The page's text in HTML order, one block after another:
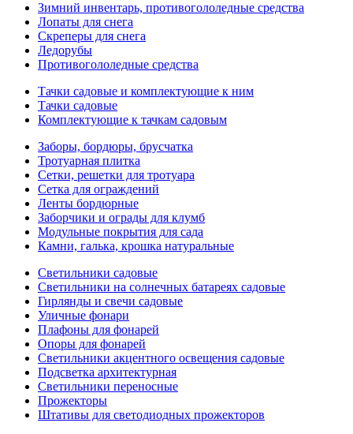
Зимний инвентарь, противогололедные средства
Лопаты для снега
Скреперы для снега
Ледорубы
Противогололедные средства
Тачки садовые и комплектующие к ним
Тачки садовые
Комплектующие к тачкам садовым
Заборы, бордюры, брусчатка
Тротуарная плитка
Сетки, решетки для тротуара
Сетка для ограждений
Ленты бордюрные
Заборчики и ограды для клумб
Модульные покрытия для сада
Камни, галька, крошка натуральные
Светильники садовые
Светильники на солнечных батареях садовые
Гирлянды и свечи садовые
Уличные фонари
Плафоны для фонарей
Опоры для фонарей
Светильники акцентного освещения садовые
Подсветка архитектурная
Светильники переносные
Прожекторы
Штативы для светодиодных прожекторов